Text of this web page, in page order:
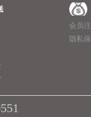
会员
隐私